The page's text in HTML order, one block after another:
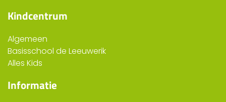
Kindcentrum
Algemeen
Basisschool de Leeuwerik
Alles Kids
Informatie